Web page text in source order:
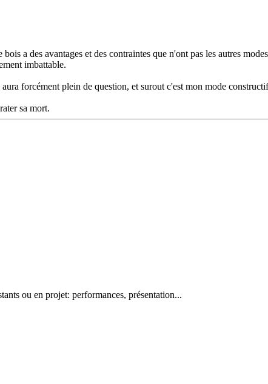
a des avantages et des contraintes que n'ont pas les autres
imbattable.
forcément plein de question, et surout c'est mon mode
sa mort.
ou en projet: performances, présentation...